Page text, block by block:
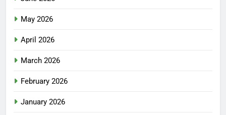
May 2026
April 2026
March 2026
February 2026
January 2026